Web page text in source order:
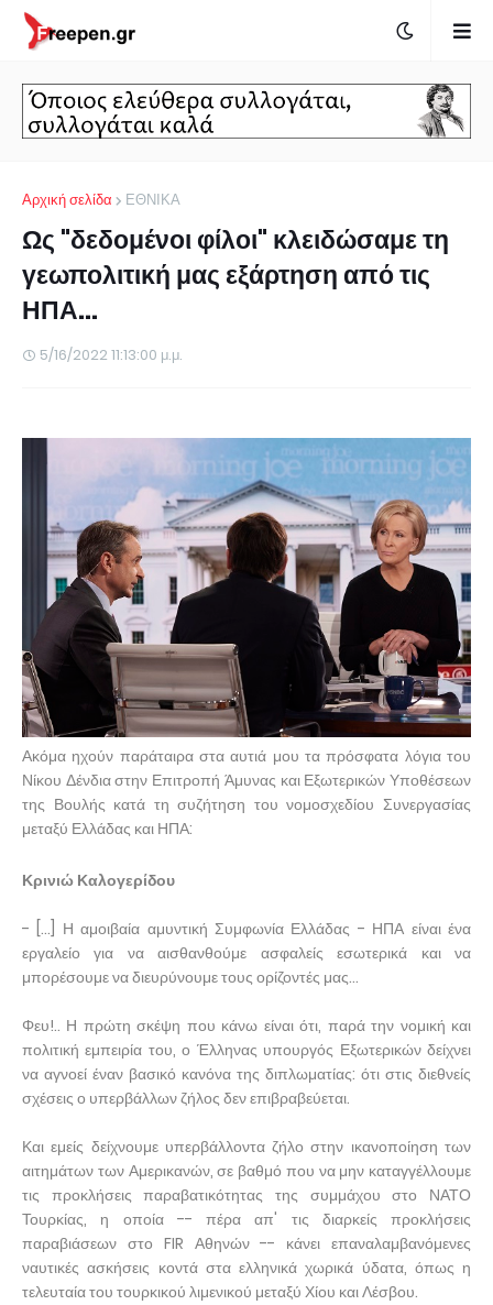
Αρχική σελίδα ΕΘΝΙΚΑ
Ως "δεδομένοι φίλοι" κλειδώσαμε τη
γεωπολιτική μας εξάρτηση από τις
ΗΠΑ...
5/16/2022 11:13:00 μ.μ.
Ακόμα ηχούν παράταιρα στα αυτιά μου τα πρόσφατα λόγια του
Νίκου Δένδια στην Επιτροπή Άμυνας και Εξωτερικών Υποθέσεων
της Βουλής κατά τη συζήτηση του νομοσχεδίου Συνεργασίας
μεταξύ Ελλάδας και ΗΠΑ:
Κρινιώ Καλογερίδου
- [...] Η αμοιβαία αμυντική Συμφωνία Ελλάδας - ΗΠΑ είναι ένα
εργαλείο για να αισθανθούμε ασφαλείς εσωτερικά και να
μπορέσουμε να διευρύνουμε τους ορίζοντές μας...
Φευ!.. Η πρώτη σκέψη που κάνω είναι ότι, παρά την νομική και
πολιτική εμπειρία του, ο Έλληνας υπουργός Εξωτερικών δείχνει
να αγνοεί έναν βασικό κανόνα της διπλωματίας: ότι στις διεθνείς
σχέσεις ο υπερβάλλων ζήλος δεν επιβραβεύεται.
Και εμείς δείχνουμε υπερβάλλοντα ζήλο στην ικανοποίηση των
αιτημάτων των Αμερικανών, σε βαθμό που να μην καταγγέλλουμε
τις προκλήσεις παραβατικότητας της συμμάχου στο ΝΑΤΟ
Τουρκίας, η οποία -- πέρα απ' τις διαρκείς προκλήσεις
παραβιάσεων στο FIR Αθηνών -- κάνει επαναλαμβανόμενες
ναυτικές ασκήσεις κοντά στα ελληνικά χωρικά ύδατα, όπως η
τελευταία του τουρκικού λιμενικού μεταξύ Χίου και Λέσβου.